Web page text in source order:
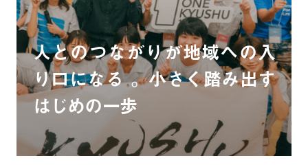
人とのつながりが地域への入
り口になる 。小さく踏み出す
はじめの一歩